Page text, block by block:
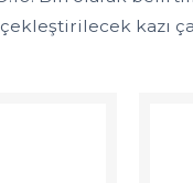
kazı